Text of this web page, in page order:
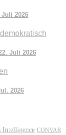
2026
Juli 2026
2026
Intelligence CONVAR